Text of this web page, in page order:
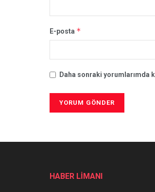
E-posta *
Daha sonraki yorumlarımda
HABER LİMANI